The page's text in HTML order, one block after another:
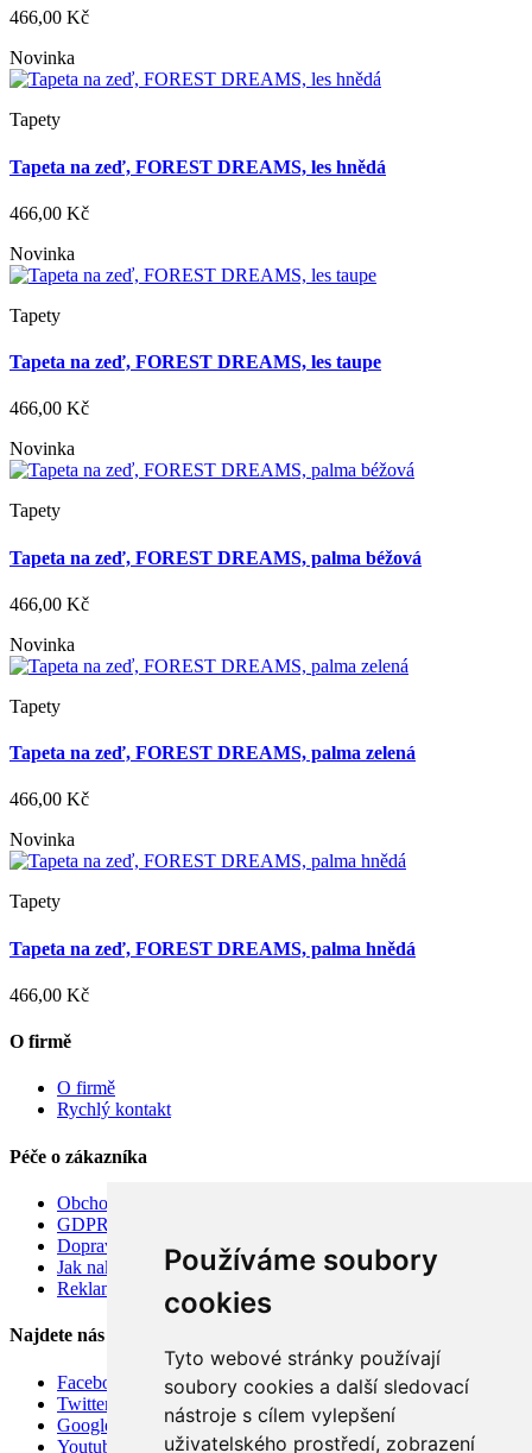
Používáme soubory
cookies
Tyto webové stránky používají
soubory cookies a další sledovací
nástroje s cílem vylepšení
uživatelského prostředí, zobrazení
466,00 Kč
Novinka
Tapety
Tapeta na zeď, FOREST DREAMS, les hnědá
466,00 Kč
Novinka
Tapety
Tapeta na zeď, FOREST DREAMS, les taupe
466,00 Kč
Novinka
Tapety
Tapeta na zeď, FOREST DREAMS, palma béžová
466,00 Kč
Novinka
Tapety
Tapeta na zeď, FOREST DREAMS, palma zelená
466,00 Kč
Novinka
Tapety
Tapeta na zeď, FOREST DREAMS, palma hnědá
466,00 Kč
O firmě
O firmě
Rychlý kontakt
Péče o zákazníka
Obchodní podmínky
GDPR
Doprava
Jak nakupovat
Reklamace
Najdete nás
Facebook
Twitter
Google
Youtube